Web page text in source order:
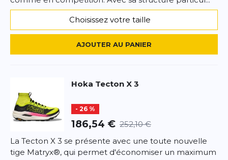
conditions d'utilisationde Google s'appliquent.
Choisissez votre taille
AJOUTER AU PANIER
Hoka Tecton X 3
- 26 %
186,54 € 252,10 €
La Tecton X 3 se présente avec une toute nouvelle
tige Matryx®, qui permet d'économiser un maximum